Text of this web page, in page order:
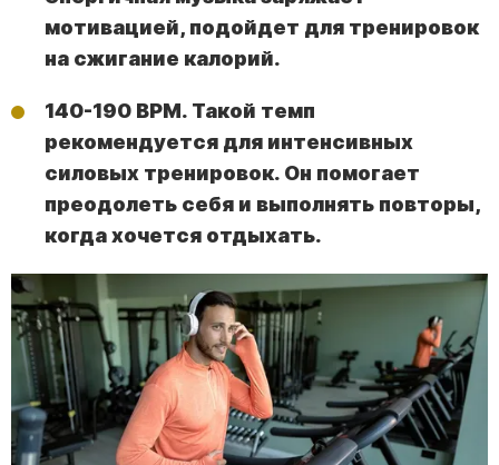
мотивацией, подойдет для тренировок
на сжигание калорий.
140-190 BPM. Такой темп
рекомендуется для интенсивных
силовых тренировок. Он помогает
преодолеть себя и выполнять повторы,
когда хочется отдыхать.